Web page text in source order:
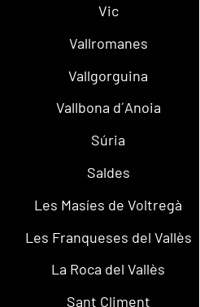
Vic
Vallromanes
Vallgorguina
Vallbona d´Anoia
Súria
Saldes
Les Masíes de Voltregà
Les Franqueses del Vallès
La Roca del Vallès
Sant Climent